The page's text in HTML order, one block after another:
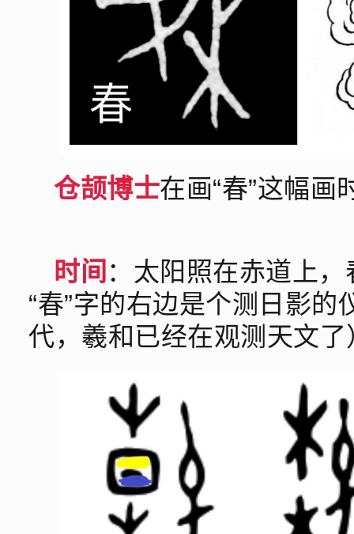
仓颉博士在画“春”这幅画
时间 ：太阳照在赤道上
“春”字的右边是个测日影
代，羲和已经在观测天文了